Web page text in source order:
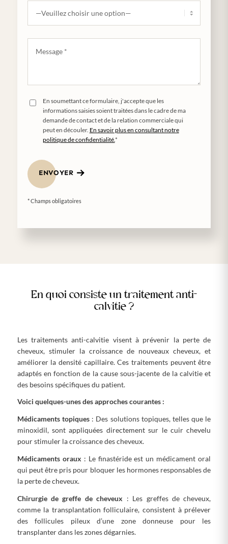
En soumettant ce formulaire, j'accepte que les
informations saisies soient traitées dans le cadre de ma
demande de contact et de la relation commerciale qui
peut en découler. En savoir plus en consultant notre
politique de confidentialité.*
ENVOYER
* Champs obligatoires
En quoi consiste un traitement anti-
calvitie ?
Les traitements anti-calvitie visent à prévenir la perte de
cheveux, stimuler la croissance de nouveaux cheveux, et
améliorer la densité capillaire. Ces traitements peuvent être
adaptés en fonction de la cause sous-jacente de la calvitie et
des besoins spécifiques du patient.
Voici quelques-unes des approches courantes :
Médicaments topiques: Des solutions topiques, telles que le
minoxidil, sont appliquées directement sur le cuir chevelu
pour stimuler la croissance des cheveux.
Médicaments oraux : Le finastéride est un médicament oral
qui peut être pris pour bloquer les hormones responsables de
la perte de cheveux.
Chirurgie de greffe de cheveux : Les greffes de cheveux,
comme la transplantation folliculaire, consistent à prélever
des follicules pileux d’une zone donneuse pour les
transplanter dans les zones dégarnies.